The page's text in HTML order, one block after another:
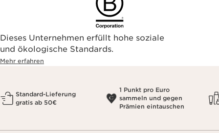
Dieses Unternehmen erfüllt hohe soziale
und ökologische Standards.
Mehr erfahren
Standard-Lieferung
gratis ab 50€
1 Punkt pro Euro
sammeln und gegen
Prämien eintauschen